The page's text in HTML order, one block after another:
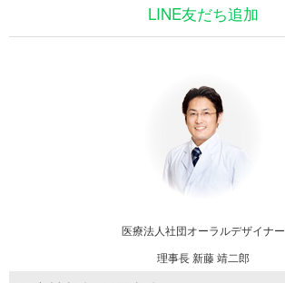
LINE友だち追加
医療法人社団オーラルデザイナー
理事長 新藤 靖二郎